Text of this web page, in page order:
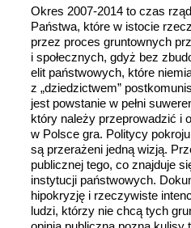
Okres 2007-2014 to czas
Państwa, które w istocie
przez proces gruntownych
i społecznych, gdyż bez
elit państwowych, które
z „dziedzictwem”
jest powstanie w pełni
który należy przeprowadzić i
w Polsce gra. Politycy
są przerażeni jedną wizją.
publicznej tego, co znajduje
instytucji państwowych.
hipokryzję i rzeczywiste
ludzi, którzy nie chcą tych